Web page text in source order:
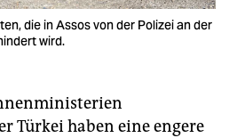
die in Assos von der Polizei an der
wird.
Türkei haben eine engere